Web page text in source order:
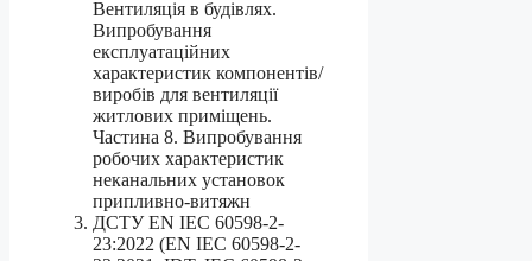
Вентиляція в будівлях.
Випробування
експлуатаційних
характеристик компонентів/
виробів для вентиляції
житлових приміщень.
Частина 8. Випробування
робочих характеристик
неканальних установок
припливно-витяжн
ДСТУ EN IEC 60598-2-
23:2022 (EN IEC 60598-2-